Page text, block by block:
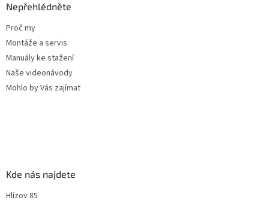
Nepřehlédněte
Proč my
Montáže a servis
Manuály ke stažení
Naše videonávody
Mohlo by Vás zajímat
Kde nás najdete
Hlízov 85